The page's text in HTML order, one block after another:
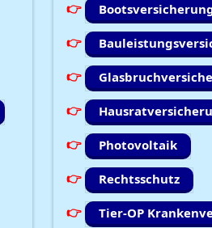
Photovoltaik
Rechtsschutz
Tier-OP